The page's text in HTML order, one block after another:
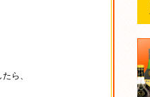
ら、